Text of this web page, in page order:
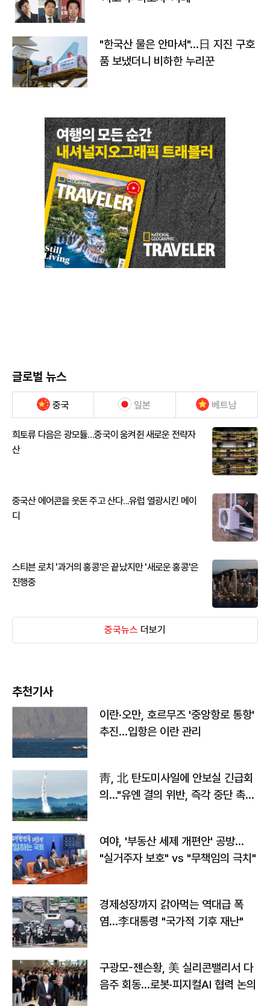
"한국산 물은 안마셔"…日 지진 구호
품 보냈더니 비하한 누리꾼
글로벌 뉴스
중국 일본 베트남
희토류 다음은 광모듈…중국이 움켜쥔 새로운 전략자
산
중국산 에어콘을 웃돈 주고 산다...유럽 열광시킨 메이
디
스티븐 로치 '과거의 홍콩'은 끝났지만 '새로운 홍콩'은
진행중
중국뉴스 더보기
추천기사
이란·오만, 호르무즈 '중앙항로 통항'
추진…입항은 이란 관리
靑, 北 탄도미사일에 안보실 긴급회
의…"유엔 결의 위반, 즉각 중단 촉
여야, '부동산 세제 개편안' 공방…
"실거주자 보호" vs "무책임의 극치"
경제성장까지 갉아먹는 역대급 폭
염…李대통령 "국가적 기후 재난"
구광모-젠슨황, 美 실리콘밸리서 다
음주 회동…로봇·피지컬AI 협력 논의